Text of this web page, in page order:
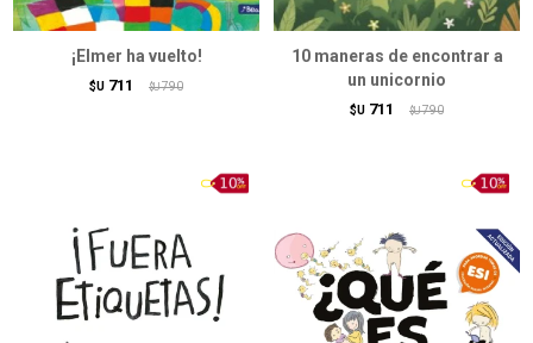
¡Elmer ha vuelto!
$U 711 $U 790
10 maneras de encontrar a
un unicornio
$U 711 $U 790